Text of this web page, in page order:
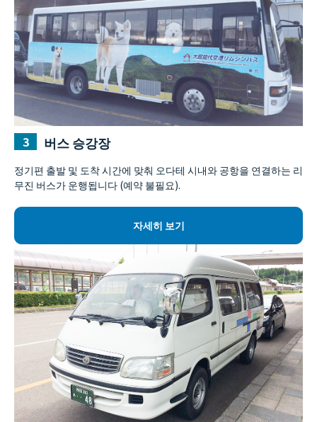
버스 승강장
정기편 출발 및 도착 시간에 맞춰 오다테 시내와 공항을 연결하는 리
무진 버스가 운행됩니다 (예약 불필요).
자세히 보기